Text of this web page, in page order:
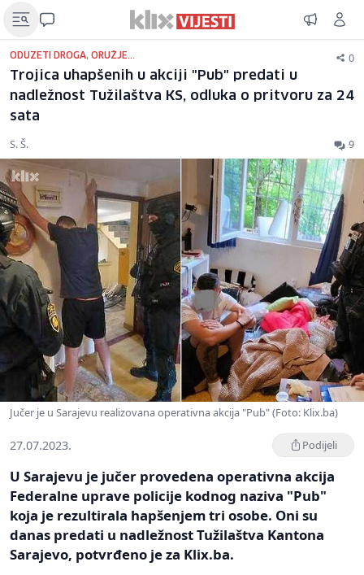
ODUZETI DROGA, ORUŽJE... 0
Trojica uhapšenih u akciji "Pub" predati u
nadležnost Tužilaštva KS, odluka o pritvoru za 24
sata
S. Š. 9
Jučer je u Sarajevu realizovana operativna akcija "Pub" (Foto: Klix.ba)
27.07.2023. Podijeli
U Sarajevu je jučer provedena operativna akcija
Federalne uprave policije kodnog naziva "Pub"
koja je rezultirala hapšenjem tri osobe. Oni su
danas predati u nadležnost Tužilaštva Kantona
Sarajevo, potvrđeno je za Klix.ba.